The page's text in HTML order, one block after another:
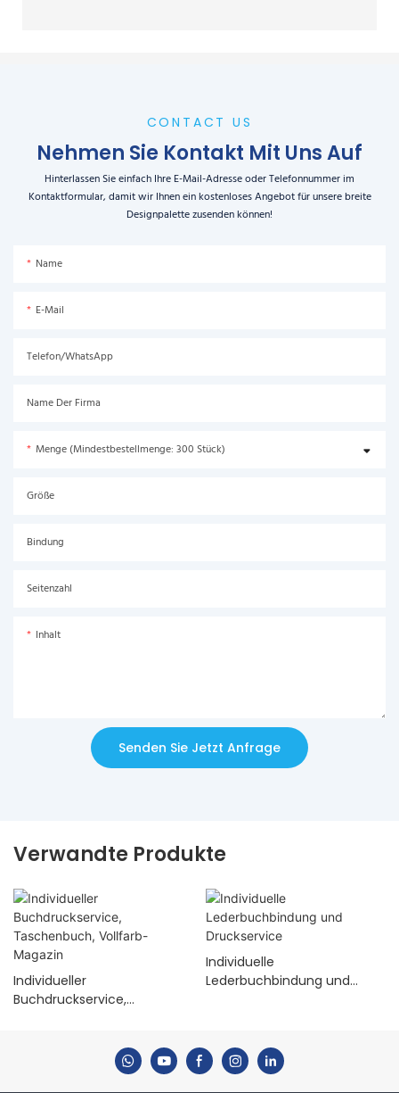
CONTACT US
Nehmen Sie Kontakt Mit Uns Auf
Hinterlassen Sie einfach Ihre E-Mail-Adresse oder Telefonnummer im
Kontaktformular, damit wir Ihnen ein kostenloses Angebot für unsere breite
Designpalette zusenden können!
Name
E-Mail
Telefon/WhatsApp
Name Der Firma
Menge (Mindestbestellmenge: 300 Stück)
Größe
Bindung
Seitenzahl
Inhalt
Senden Sie Jetzt Anfrage
Verwandte Produkte
Individueller
Buchdruckservice,
Individuelle
Lederbuchbindung und